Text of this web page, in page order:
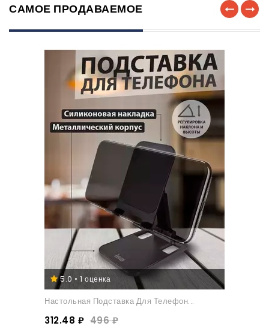
САМОЕ ПРОДАВАЕМОЕ
5.0 • 1 оценка
Настольная Подставка Для Телефон...
312.48 ₽ 496 ₽